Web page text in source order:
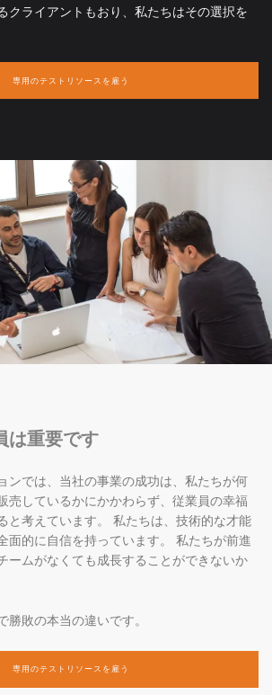
クライアントもおり、私たちはその選択を
専用のテストリソースを雇う
は重要です
ンでは、当社の事業の成功は、私たちが何
売しているかにかかわらず、従業員の幸福
と考えています。 私たちは、技術的な才能
面的に自信を持っています。 私たちが前進
ームがなくても成長することができないか
勝敗の本当の違いです。
専用のテストリソースを雇う